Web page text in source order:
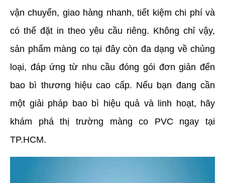
vận chuyển, giao hàng nhanh, tiết kiệm chi phí và
có thể đặt in theo yêu cầu riêng. Không chỉ vậy,
sản phẩm màng co tại đây còn đa dạng về chủng
loại, đáp ứng từ nhu cầu đóng gói đơn giản đến
bao bì thương hiệu cao cấp. Nếu bạn đang cần
một giải pháp bao bì hiệu quả và linh hoạt, hãy
khám phá thị trường màng co PVC ngay tại
TP.HCM.